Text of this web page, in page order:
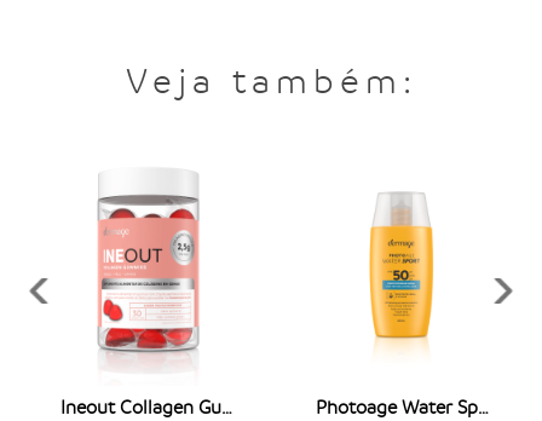
Veja também:
Ineout Collagen Gummies
Photoage Water Sport Fps50